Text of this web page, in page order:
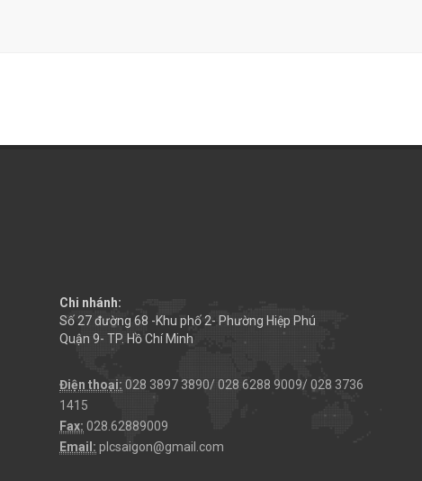
Chi nhánh:
Số 27 đường 68 -Khu phố 2- Phường Hiệp Phú
Quận 9- TP. Hồ Chí Minh
Điện thoại: 028 3897 3890/ 028 6288 9009/ 028 3736
1415
Fax: 028.62889009
Email: plcsaigon@gmail.com